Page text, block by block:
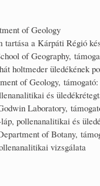
of Geology
tartása a Kárpáti Régió
of Geography,
holtmeder üledékének
of Geology,
és
Laboratory,
pollenanalitikai és
of Botany,
vizsgálata